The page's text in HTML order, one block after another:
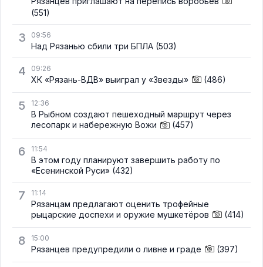
(551)
3 09:56
Над Рязанью сбили три БПЛА (503)
4 09:26
ХК «Рязань-ВДВ» выиграл у «Звезды» (486)
5 12:36
В Рыбном создают пешеходный маршрут через
лесопарк и набережную Вожи
(457)
6 11:54
В этом году планируют завершить работу по
«Есенинской Руси» (432)
7 11:14
Рязанцам предлагают оценить трофейные
рыцарские доспехи и оружие мушкетёров
(414)
8 15:00
Рязанцев предупредили о ливне и граде (397)